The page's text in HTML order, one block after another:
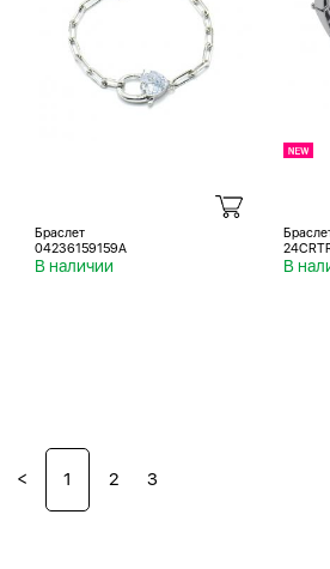
Браслет
04236159159A
В наличии В
< 1 2 3